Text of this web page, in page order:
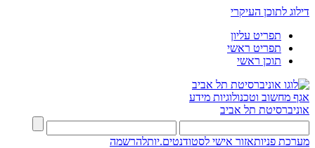
דילוג לתוכן העיקרי
תפריט עליון
תפריט ראשי
תוכן ראשי
אגף מחשוב וטכנולוגיות מידע
אוניברסיטת תל אביב
מערכת פניותאזור אישי לסטודנטים.יותלהרשמה